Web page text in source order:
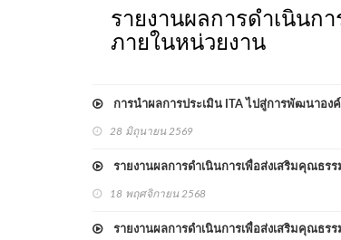
รายงานผลการดำเนินก
ภายในหน่วยงาน
การนำผลการประเมิน ITA ไปสู่การพัฒนาอง
28 มิถุนายน 2569
รายงานผลการดำเนินการเพื่อส่งเสริมคุณธร
18 พฤศจิกายน 2568
รายงานผลการดำเนินการเพื่อส่งเสริมคุณธรร